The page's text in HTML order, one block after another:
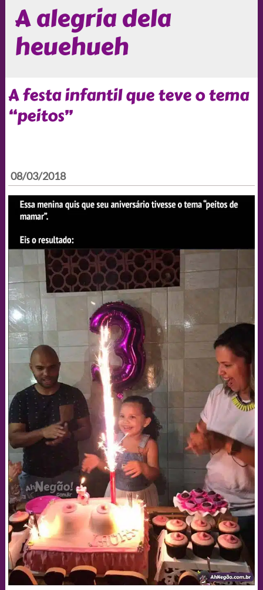
A alegria dela
heuehueh
A festa infantil que teve o tema
“peitos”
08/03/2018